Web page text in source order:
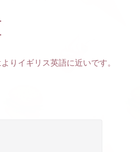
りイギリス英語に近いです。